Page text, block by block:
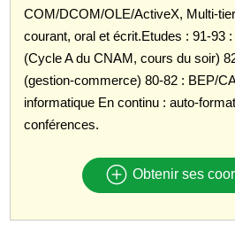
COM/DCOM/OLE/ActiveX, Multi-
courant, oral et écrit.Etudes : 91-93
(Cycle A du CNAM, cours du soir)
(gestion-commerce) 80-82 : BEP/
informatique En continu : auto-
conférences.
Obtenir ses